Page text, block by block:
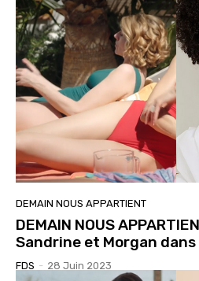
DEMAIN NOUS APPARTIENT
DEMAIN NOUS
Sandrine et Morgan dans
FDS - 28 Juin 2023